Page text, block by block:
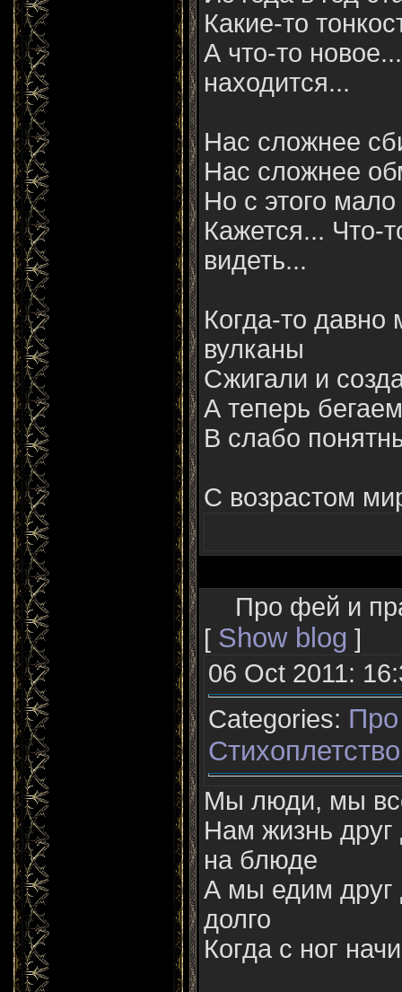
Какие-то
А что-то
находится...
Нас сложнее
Нас сложнее
Но с этого мало
Кажется... Что-
видеть...
Когда-то давно
вулканы
Сжигали и
А теперь
В слабо
С возрастом
Про фей и
[ Show blog ]
06 Oct 2011:
Categories:
Стихоплетство
Мы люди, мы
Нам жизнь друг
на блюде
А мы едим друг
долго
Когда с ног